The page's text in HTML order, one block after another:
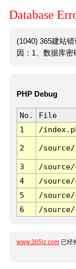
Database
(1040) 365建站
因：1、数据库密
PHP Debug
No. File
1
/
2 /
3 /
4
/
5
/
6
/
www.365jz.com 已经